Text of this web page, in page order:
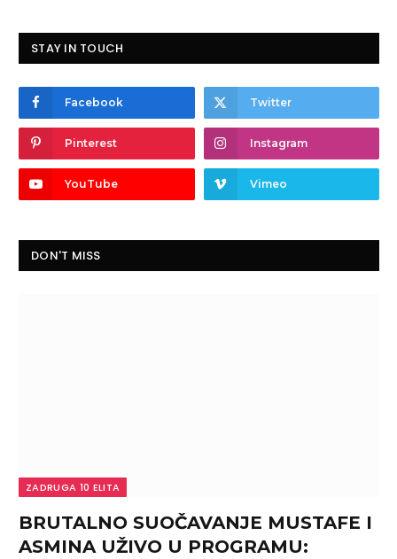
STAY IN TOUCH
Facebook Twitter
Pinterest Instagram
YouTube Vimeo
DON'T MISS
ZADRUGA 10 ELITA
BRUTALNO SUOČAVANJE MUSTAFE I
ASMINA UŽIVO U PROGRAMU: